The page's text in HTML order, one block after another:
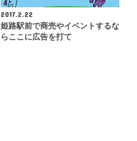
2017.2.22
姫路駅前で商売やイベントするな
らここに広告を打て